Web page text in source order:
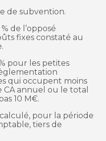
de subvention.
de l’opposé
fixes constaté au
pour les petites
qui occupent moins
annuel ou le total
10 M€.
pour la période
tiers de